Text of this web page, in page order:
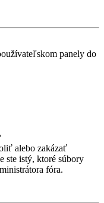
panely do
alebo zakázať
ste istý, ktoré súbory
fóra.